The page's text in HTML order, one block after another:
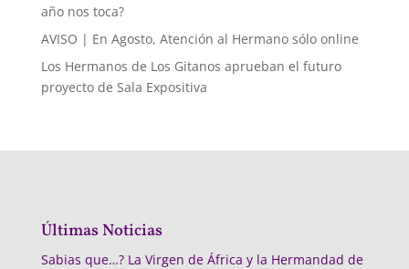
año nos toca?
AVISO | En Agosto, Atención al Hermano sólo online
Los Hermanos de Los Gitanos aprueban el futuro
proyecto de Sala Expositiva
Últimas Noticias
Sabias que…? La Virgen de África y la Hermandad de